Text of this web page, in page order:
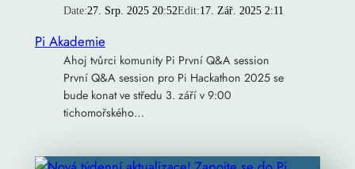
Date:27. Srp. 2025 20:52Edit:17. Zář. 2025 2:11
Pi Akademie
Ahoj tvůrci komunity Pi První Q&A session
První Q&A session pro Pi Hackathon 2025 se
bude konat ve středu 3. září v 9:00
tichomořského…